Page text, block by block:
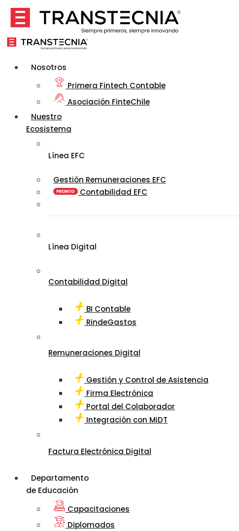
Nosotros
Primera Fintech Contable
Asociación FinteChile
Nuestro
Ecosistema
Línea EFC
Gestión Remuneraciones EFC
Contabilidad EFC
Línea Digital
Contabilidad Digital
BI Contable
RindeGastos
Remuneraciones Digital
Gestión y Control de Asistencia
Firma Electrónica
Portal del Colaborador
Integración con MiDT
Factura Electrónica Digital
Departamento
de Educación
Capacitaciones
Diplomados